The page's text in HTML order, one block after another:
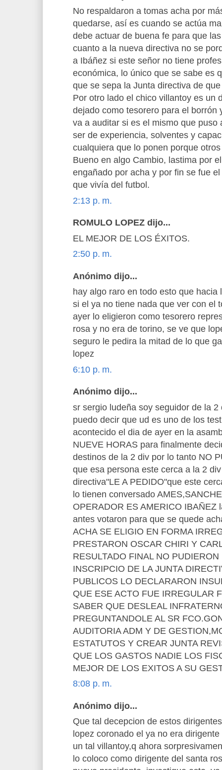
No respaldaron a tomas acha por
quedarse, así es cuando se actúa
debe actuar de buena fe para que
cuanto a la nueva directiva no se
a Ibáñez si este señor no tiene
económica, lo único que se sabe es
que se sepa la Junta directiva de
Por otro lado el chico villantoy es un
dejado como tesorero para el borrón
va a auditar si es el mismo que puso
ser de experiencia, solventes y
cualquiera que lo ponen porque
Bueno en algo Cambio, lastima por
engañado por acha y por fin se fue
que vivía del futbol.
2:13 p. m.
ROMULO LOPEZ dijo...
EL MEJOR DE LOS ÉXITOS.
2:50 p. m.
Anónimo dijo...
hay algo raro en todo esto que
si el ya no tiene nada que ver con el
ayer lo eligieron como tesorero
rosa y no era de torino, se ve que
seguro le pedira la mitad de lo que
lopez
6:10 p. m.
Anónimo dijo...
sr sergio ludeña soy seguidor de la
puedo decir que ud es uno de los
acontecido el dia de ayer en la
NUEVE HORAS para finalmente
destinos de la 2 div por lo tanto NO
que esa persona este cerca a la 2
directiva"LE A PEDIDO"que este
lo tienen conversado
OPERADOR ES AMERICO IBAÑEZ
antes votaron para que se quede
ACHA SE ELIGIO EN FORMA
PRESTARON OSCAR CHIRI Y
RESULTADO FINAL NO
INSCRIPCIO DE LA JUNTA
PUBLICOS LO DECLARARON
QUE ESE ACTO FUE IRREGULAR
SABER QUE DESLEAL
PREGUNTANDOLE AL SR
AUDITORIA ADM Y DE
ESTATUTOS Y CREAR JUNTA
QUE LOS GASTOS NADIE LOS
MEJOR DE LOS EXITOS A SU
8:08 p. m.
Anónimo dijo...
Que tal decepcion de estos
lopez coronado el ya no era
un tal villantoy,q ahora
lo coloco como dirigente del santa